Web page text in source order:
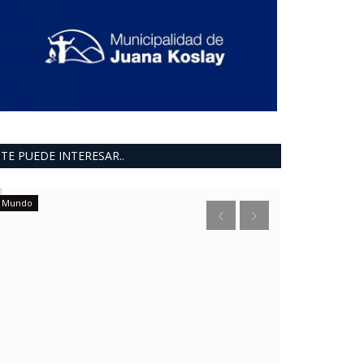
TE PUEDE INTERESAR..
Mundo